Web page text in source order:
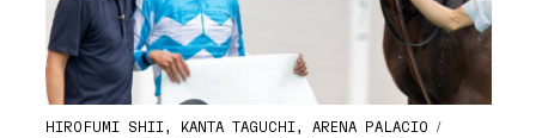
HIROFUMI SHII, KANTA TAGUCHI, ARENA PALACIO /